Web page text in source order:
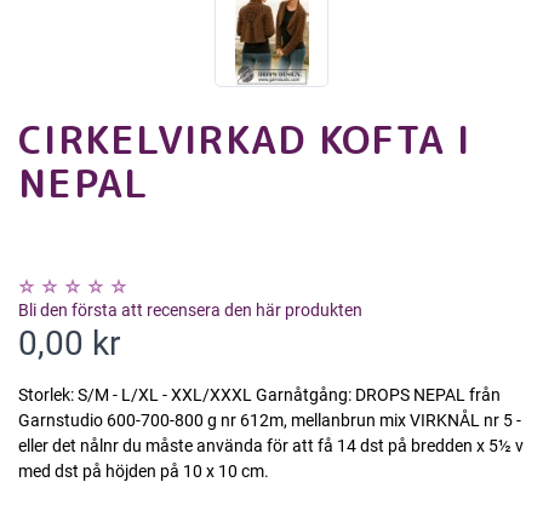
CIRKELVIRKAD KOFTA I
NEPAL
Bli den första att recensera den här produkten
0,00 kr
Storlek: S/M - L/XL - XXL/XXXL Garnåtgång: DROPS NEPAL från
Garnstudio 600-700-800 g nr 612m, mellanbrun mix VIRKNÅL nr 5 -
eller det nålnr du måste använda för att få 14 dst på bredden x 5½ v
med dst på höjden på 10 x 10 cm.